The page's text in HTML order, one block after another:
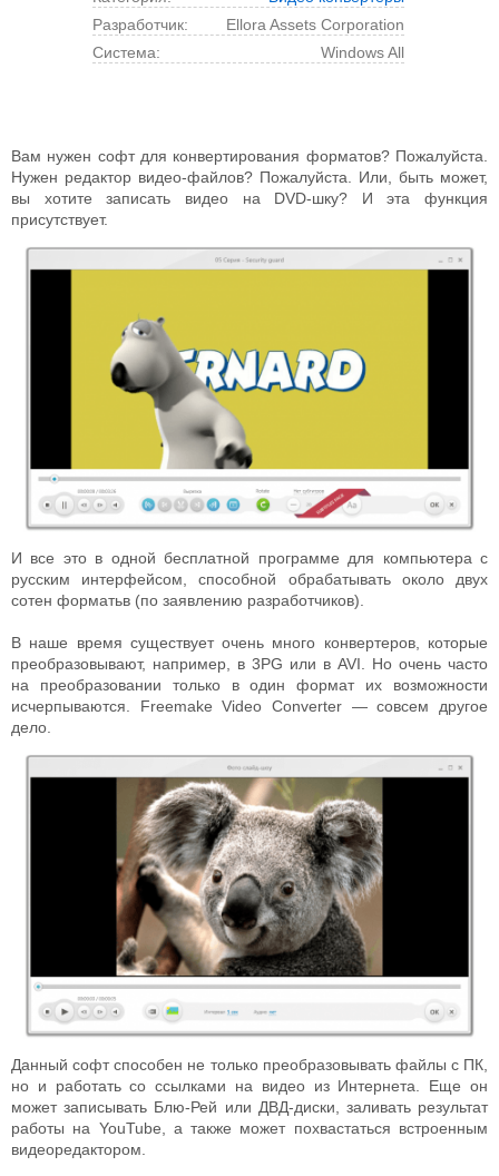
Разработчик:
Ellora Assets Corporation
Cистема:
Windows All
Вам нужен софт для конвертирования форматов? Пожалуйста.
Нужен редактор видео-файлов? Пожалуйста. Или, быть может,
вы хотите записать видео на DVD-шку? И эта функция
присутствует.
И все это в одной бесплатной программе для компьютера с
русским интерфейсом, способной обрабатывать около двух
сотен форматьв (по заявлению разработчиков).
В наше время существует очень много конвертеров, которые
преобразовывают, например, в 3PG или в AVI. Но очень часто
на преобразовании только в один формат их возможности
исчерпываются. Freemake Video Converter — совсем другое
дело.
Данный софт способен не только преобразовывать файлы с ПК,
но и работать со ссылками на видео из Интернета. Еще он
может записывать Блю-Рей или ДВД-диски, заливать результат
работы на YouTube, а также может похвастаться встроенным
видеоредактором.